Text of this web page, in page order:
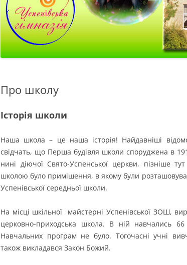
Про школу
Історія школи
Наша школа – це наша історія! Найдавніші
свідчать, що Перша будівля школи споруджена в
нині діючої Свято-Успенської церкви, пізніше
школою було примішення, в якому були
Успенівської середньої школи.
На місці шкільної майстерні Успенівської ЗОШ,
церковно-приходська школа. В ній навчались
Навчальних програм не було. Тогочасні учні
також викладався Закон Божий.